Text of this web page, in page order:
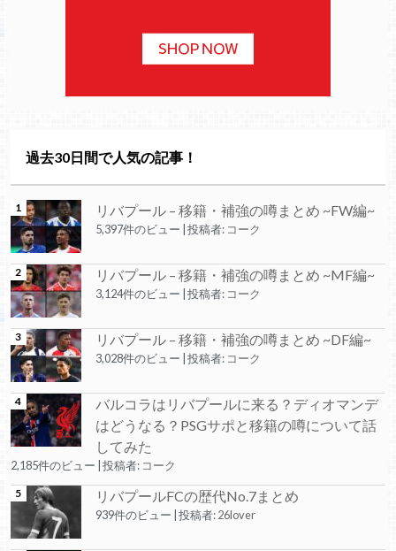
過去30日間で人気の記事！
リバプール – 移籍・補強の噂まとめ ~FW編~
5,397件のビュー 投稿者: コーク
リバプール – 移籍・補強の噂まとめ ~MF編~
3,124件のビュー 投稿者: コーク
リバプール – 移籍・補強の噂まとめ ~DF編~
3,028件のビュー 投稿者: コーク
バルコラはリバプールに来る？ディオマンデ
はどうなる？PSGサポと移籍の噂について話
してみた
2,185件のビュー 投稿者: コーク
リバプールFCの歴代No.7まとめ
939件のビュー 投稿者:26lover